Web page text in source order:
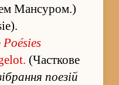
Мансуром.)
Poésies
(Часткове
поезій